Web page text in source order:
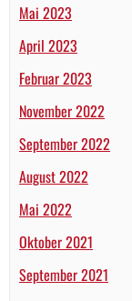
Mai 2023
April 2023
Februar 2023
November 2022
September 2022
August 2022
Mai 2022
Oktober 2021
September 2021